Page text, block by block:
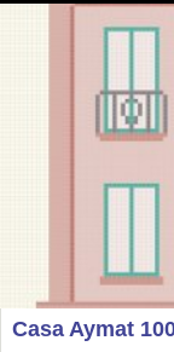
Casa Aymat